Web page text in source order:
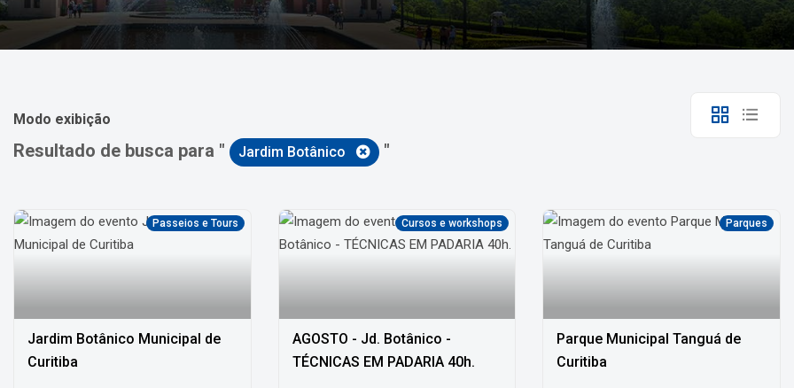
Modo exibição
Resultado de busca para " Jardim Botânico "
Passeios e Tours
Jardim Botânico Municipal de
Curitiba
Cursos e workshops
AGOSTO - Jd. Botânico -
TÉCNICAS EM PADARIA 40h.
Parques
Parque Municipal Tanguá de
Curitiba